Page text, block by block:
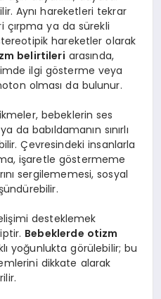
Aynı hareketleri tekrar
çırpma ya da sürekli
hareketler olarak
belirtileri arasında,
ilgi gösterme veya
olması da bulunur.
bebeklerin ses
da babıldamanın sınırlı
Çevresindeki insanlarla
işaretle göstermeme
sergilememesi, sosyal
desteklemek
Bebeklerde otizm
yoğunlukta görülebilir; bu
dikkate alarak